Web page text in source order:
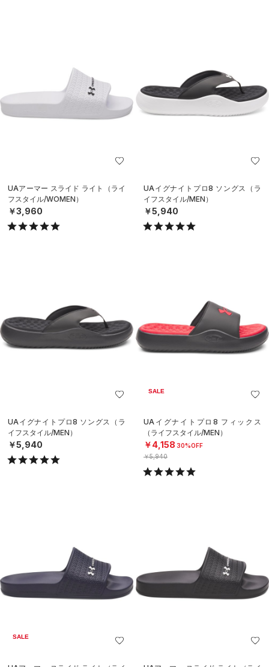
UAアーマー スライド ライト（ライ
フスタイル/WOMEN）
￥3,960
UAイグナイトプロ8 ソングス（ラ
イフスタイル/MEN）
￥5,940
UAイグナイトプロ8 ソングス（ラ
イフスタイル/MEN）
￥5,940
SALE
UAイグナイトプロ8 フィックス
（ライフスタイル/MEN）
￥4,158 30%OFF
￥5,940
SALE